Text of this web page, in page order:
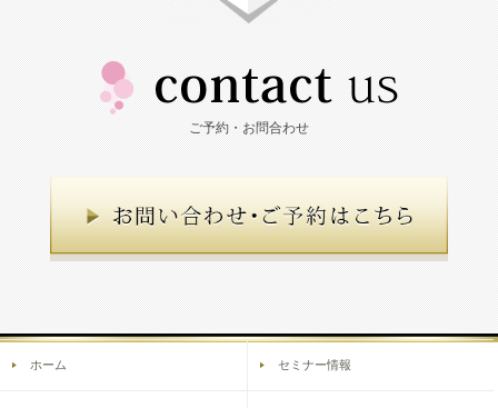
ご予約・お問合わせ
ホーム セミナー情報